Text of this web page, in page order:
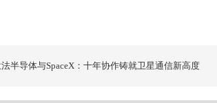
半导体与SpaceX：十年协作铸就卫星通信新高度